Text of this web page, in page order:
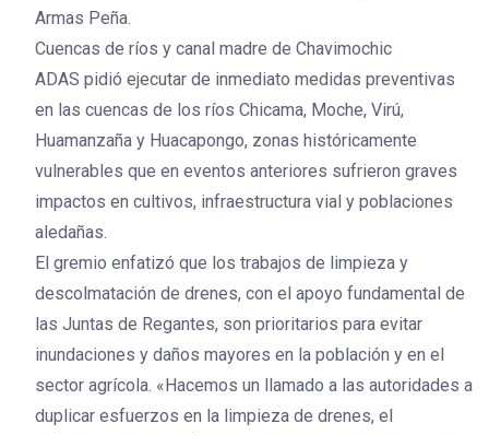
Armas Peña.
Cuencas de ríos y canal madre de Chavimochic
ADAS pidió ejecutar de inmediato medidas preventivas
en las cuencas de los ríos Chicama, Moche, Virú,
Huamanzaña y Huacapongo, zonas históricamente
vulnerables que en eventos anteriores sufrieron graves
impactos en cultivos, infraestructura vial y poblaciones
aledañas.
El gremio enfatizó que los trabajos de limpieza y
descolmatación de drenes, con el apoyo fundamental de
las Juntas de Regantes, son prioritarios para evitar
inundaciones y daños mayores en la población y en el
sector agrícola. «Hacemos un llamado a las autoridades a
duplicar esfuerzos en la limpieza de drenes, el